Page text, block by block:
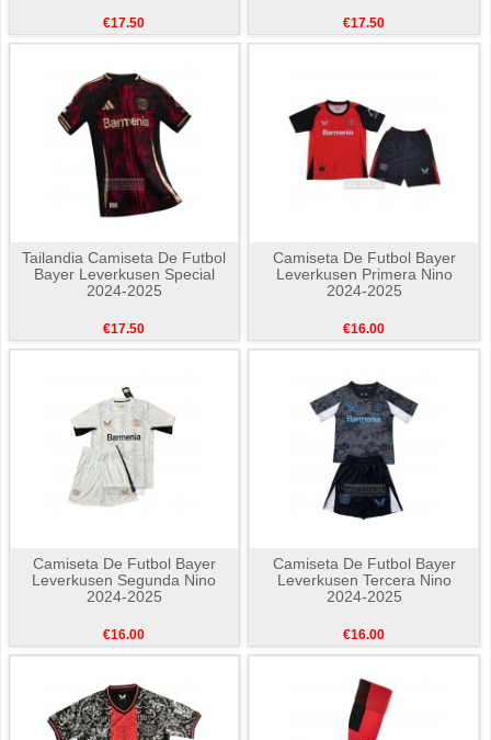
€17.50 €17.50
Tailandia Camiseta De Futbol
Bayer Leverkusen Special
2024-2025
€17.50
Camiseta De Futbol Bayer
Leverkusen Primera Nino
2024-2025
€16.00
Camiseta De Futbol Bayer
Leverkusen Segunda Nino
2024-2025
€16.00
Camiseta De Futbol Bayer
Leverkusen Tercera Nino
2024-2025
€16.00